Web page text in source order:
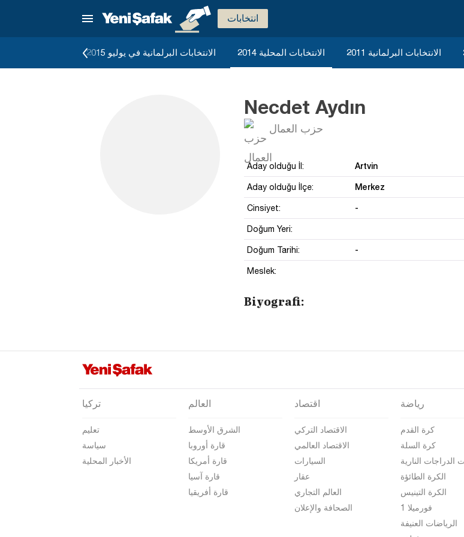
انتخابات
الانتخابات البرلمانية في يوليو 2015 الانتخابات المحلية 2014 الانتخابات البرلمانية 2011
Necdet Aydın
حزب العمال
Aday olduğu İl: Artvin
Aday olduğu İlçe: Merkez
Cinsiyet: -
Doğum Yeri:
Doğum Tarihi: -
Meslek:
Biyografi:
تركيا
تعليم
سياسة
الأخبار المحلية
العالم
الشرق الأوسط
قارة أوروبا
قارة أمريكا
قارة آسيا
قارة أفريقيا
اقتصاد
الاقتصاد التركي
الاقتصاد العالمي
السيارات
عقار
العالم التجاري
الصحافة والإعلان
رياضة
كرة القدم
كرة السلة
الدراجات النارية
الكرة الطائؤة
الكرة التينيس
فورميلا 1
الرياضات العنيفة